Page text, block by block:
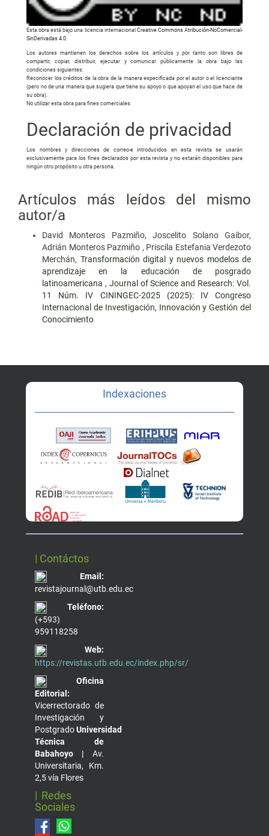
Esta obra está bajo una licencia internacionalCreative Commons Atribución-NoComercial-
SinDerivadas 4.0.
Los autores mantienen los derechos sobre los artículos y por tanto son libres de
compartir, copiar, distribuir, ejecutar y comunicar públicamente la obra bajo las
condiciones siguientes:
Reconocer los créditos de la obra de la manera especificada por el autor o el licenciante
(pero no de una manera que sugiera que tiene su apoyo o que apoyan el uso que hace de
su obra).
No utilizar esta obra para fines comerciales.
Declaración de privacidad
Los nombres y direcciones de correo-e introducidos en esta revista se usarán
exclusivamente para los fines declarados por esta revista y no estarán disponibles para
ningún otro propósito u otra persona.
Artículos más leídos del mismo
autor/a
David Monteros Pazmiño, Joscelito Solano Gaibor,
Adrián Monteros Pazmiño , Priscila Estefania Verdezoto
Merchán, Transformación digital y nuevos modelos de
aprendizaje en la educación de posgrado
latinoamericana , Journal of Science and Research: Vol.
11 Núm. IV CININGEC-2025 (2025): IV Congreso
Internacional de Investigación, Innovación y Gestión del
Conocimiento
Indexaciones
| Contáctos
Email:
revistajournal@utb.edu.ec
Teléfono:
(+593)
959118258
Web:
https://revistas.utb.edu.ec/index.php/sr/
Oficina
Editorial:
Vicerrectorado de
Investigación y
PostgradoUniversidad
Técnica de
Babahoyo | Av.
Universitaria, Km.
2,5 vía Flores
| Redes
Sociales